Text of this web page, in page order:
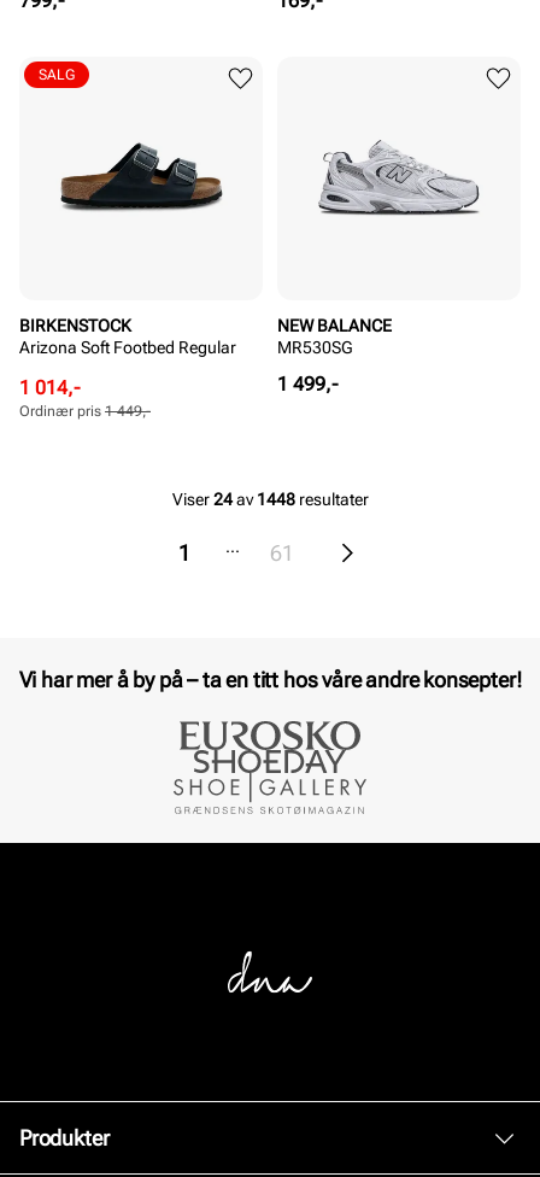
BIRKENSTOCK
Arizona Soft Footbed Regular
Rabattert
pris
1 014,-
Ordinær
pris
Ordinær pris 1 449,-
SALG
NEW BALANCE
MR530SG
Pris
1 499,-
Viser24av1448resultater
1 ... 61
Vi har mer å by på – ta en titt hos våre andre konsepter!
Produkter